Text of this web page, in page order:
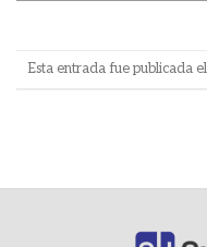
Esta entrada fue publicada el